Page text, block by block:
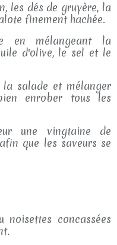
les dés de gruyère, la
finement hachée.
en mélangeant la
d'olive, le sel et le
salade et mélanger
enrober tous les
une vingtaine de
que les saveurs se
noisettes concassées